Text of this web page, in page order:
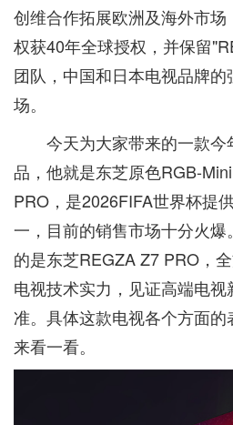
创维合作拓展欧洲及海外市
权获40年全球授权，并保留
团队，中国和日本电视品牌
场。
今天为大家带来的一款
品，他就是东芝原色RGB-
PRO，是2026FIFA世界杯提
一，目前的销售市场十分火
的是东芝REGZA Z7 PRO，
电视技术实力，见证高端电
准。具体这款电视各个方面
来看一看。